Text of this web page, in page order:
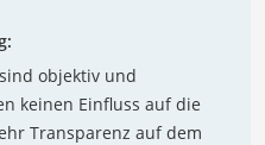
objektiv und
keinen Einfluss auf die
Transparenz auf dem